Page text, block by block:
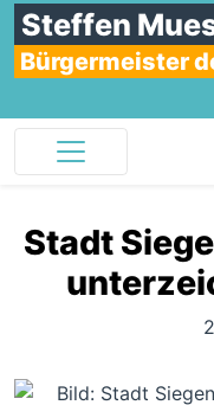
Steffen
Bürgermeister
Stadt